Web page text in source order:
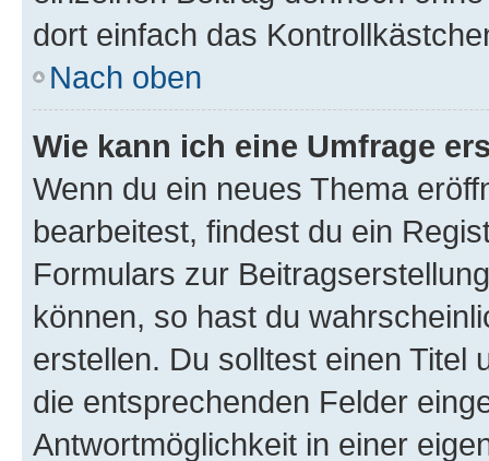
dort einfach das
Nach oben
Wie kann ich eine Umfrage
Wenn du ein neues Thema
bearbeitest, findest du ein
Formulars zur
können, so hast du
erstellen. Du solltest einen Titel
die entsprechenden Felder
Antwortmöglichkeit in einer